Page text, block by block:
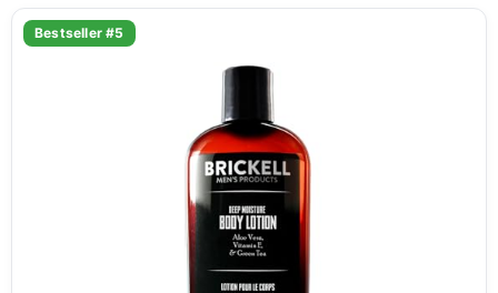
Bestseller #5